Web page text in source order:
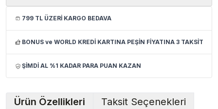
799 TL ÜZERİ KARGO BEDAVA
BONUS ve WORLD KREDİ KARTINA PEŞİN FİYATINA 3 TAKSİT
ŞİMDİ AL %1 KADAR PARA PUAN KAZAN
Ürün Özellikleri Taksit Seçenekleri